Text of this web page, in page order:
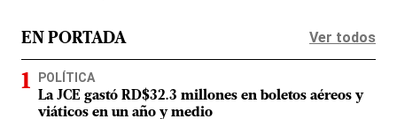
EN PORTADA Ver todos
POLÍTICA
La JCE gastó RD$32.3 millones en boletos aéreos y
viáticos en un año y medio